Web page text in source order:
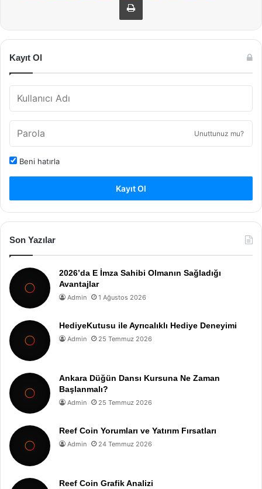
Kayıt Ol
Unuttunuz mu?
Beni hatırla
Kayıt Ol
Son Yazılar
2026’da E İmza Sahibi Olmanın Sağladığı
Avantajlar
Admin 1 Ağustos 2026
HediyeKutusu ile Ayrıcalıklı Hediye Deneyimi
Admin 25 Temmuz 2026
Ankara Düğün Dansı Kursuna Ne Zaman
Başlanmalı?
Admin 25 Temmuz 2026
Reef Coin Yorumları ve Yatırım Fırsatları
Admin 24 Temmuz 2026
Reef Coin Grafik Analizi